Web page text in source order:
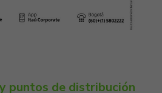
puntos de distribución